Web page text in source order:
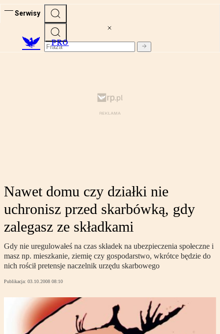
Serwisy
PRO
Nawet domu czy działki nie
uchronisz przed skarbówką, gdy
zalegasz ze składkami
Gdy nie uregulowałeś na czas składek na ubezpieczenia społeczne i
masz np. mieszkanie, ziemię czy gospodarstwo, wkrótce będzie do
nich rościł pretensje naczelnik urzędu skarbowego
Publikacja: 03.10.2008 08:10